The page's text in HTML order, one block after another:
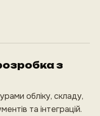
з
обліку, складу,
та інтеграцій.